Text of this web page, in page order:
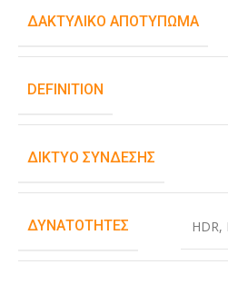
ΔΑΚΤΥΛΙΚΌ ΑΠΟΤΎΠΩΜΑ
DEFINITION
ΔΊΚΤΥΟ ΣΎΝΔΕΣΗΣ
ΔΥΝΑΤΌΤΗΤΕΣ HDR,